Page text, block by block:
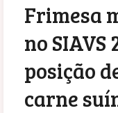
Frimesa
no SIAVS
posição
carne